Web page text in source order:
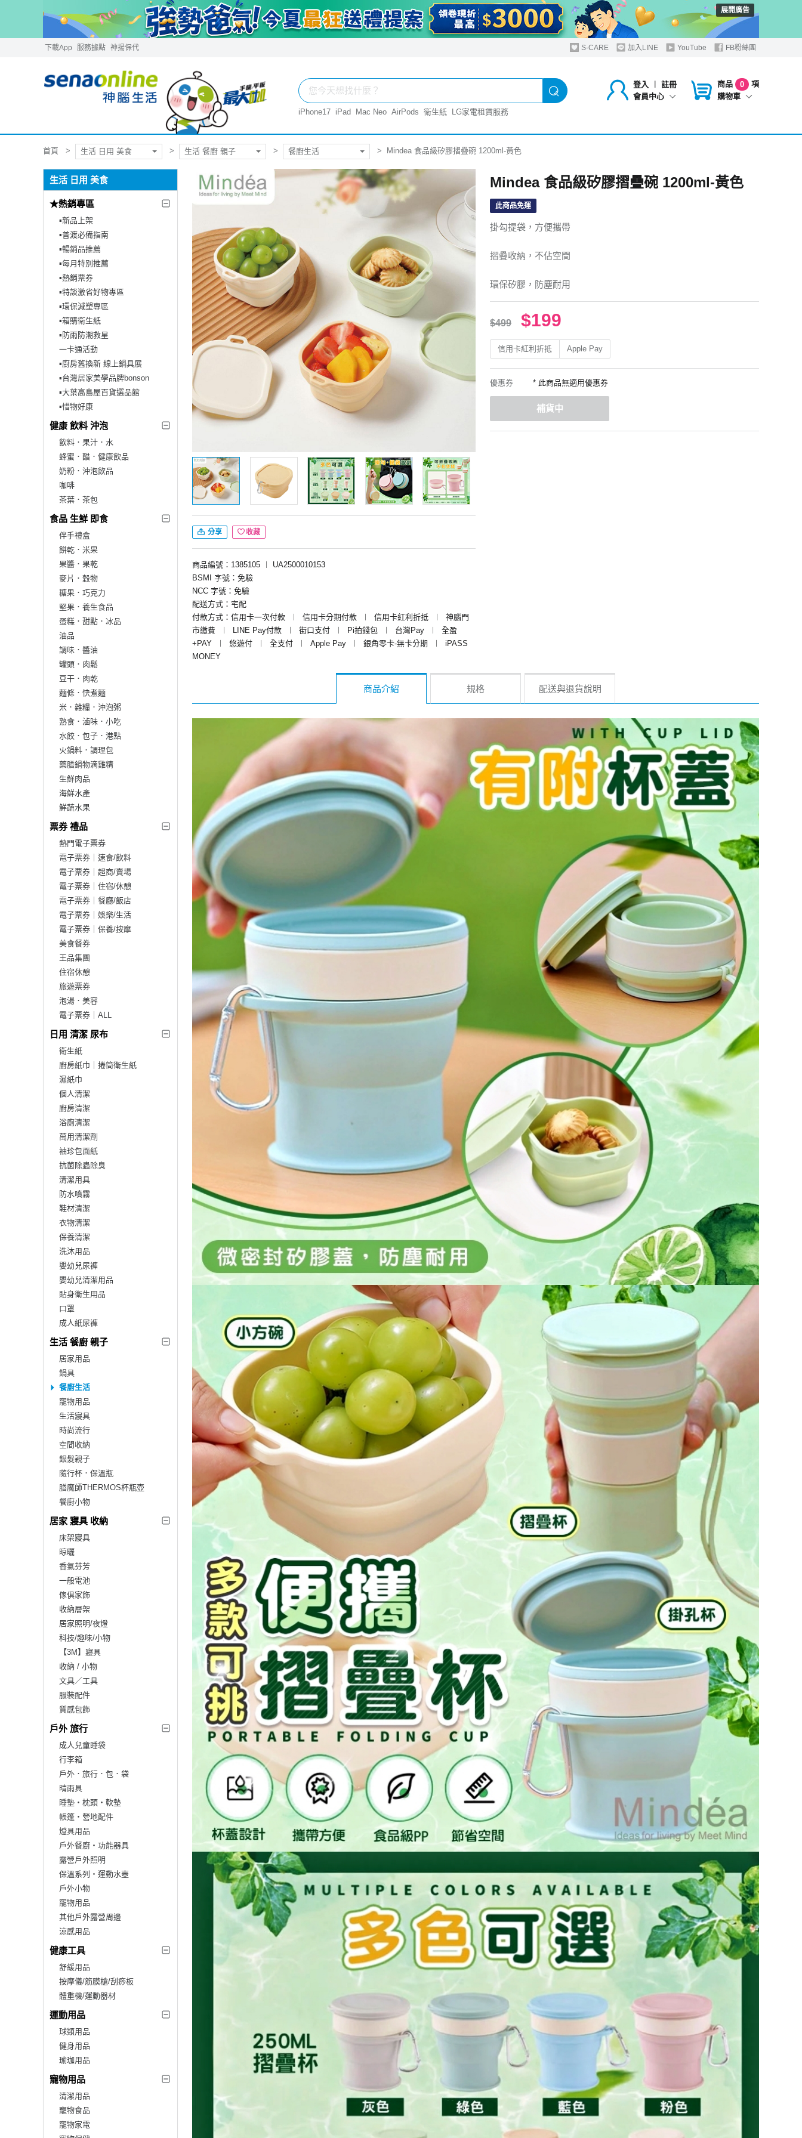
展開廣告
下載App 服務據點 神揚保代 S-CARE 加入LINE YouTube FB粉絲團
登入 ︱
註冊
會員中心
商品 0
項
購物車
iPhone17 iPad Mac Neo AirPods 衛生紙 LG家電租賃服務
首頁 生活 日用 美食 生活 餐廚 親子 餐廚生活 Mindea 食品級矽膠摺疊碗 1200ml-黃色
生活 日用 美食
★熱銷專區
▪︎新品上架
▪︎普渡必備指南
▪︎暢銷品推薦
▪︎每月特別推薦
▪︎熱銷票券
▪︎特談激省好物專區
▪︎環保減塑專區
▪︎箱購衛生紙
▪︎防雨防潮救星
一卡通活動
▪︎廚房舊換新 線上鍋具展
▪︎台灣居家美學品牌bonson
▪︎大葉高島屋百貨選品館
▪︎惜物好康
健康 飲料 沖泡
飲料．果汁．水
蜂蜜．醋．健康飲品
奶粉．沖泡飲品
咖啡
茶葉．茶包
食品 生鮮 即食
伴手禮盒
餅乾．米果
果醬．果乾
麥片．穀物
糖果．巧克力
堅果．養生食品
蛋糕．甜點．冰品
油品
調味．醬油
罐頭．肉鬆
豆干．肉乾
麵條．快煮麵
米．雜糧．沖泡粥
熟食．滷味．小吃
水餃．包子．港點
火鍋料．調理包
藥膳鍋物滴雞精
生鮮肉品
海鮮水產
鮮蔬水果
票券 禮品
熱門電子票券
電子票券｜速食/飲料
電子票券｜超商/賣場
電子票券｜住宿/休憩
電子票券｜餐廳/飯店
電子票券｜娛樂/生活
電子票券｜保養/按摩
美食餐券
王品集團
住宿休憩
旅遊票券
泡湯．美容
電子票券｜ALL
日用 清潔 尿布
衛生紙
廚房紙巾｜捲筒衛生紙
濕紙巾
個人清潔
廚房清潔
浴廁清潔
萬用清潔劑
袖珍包面紙
抗菌除蟲除臭
清潔用具
防水噴霧
鞋材清潔
衣物清潔
保養清潔
洗沐用品
嬰幼兒尿褲
嬰幼兒清潔用品
貼身衛生用品
口罩
成人紙尿褲
生活 餐廚 親子
居家用品
鍋具
餐廚生活
寵物用品
生活寢具
時尚流行
空間收納
銀髮親子
隨行杯．保溫瓶
膳魔師THERMOS杯瓶壺
餐廚小物
居家 寢具 收納
床架寢具
晾曬
香氣芬芳
一般電池
傢俱家飾
收納層架
居家照明/夜燈
科技/趣味/小物
【3M】寢具
收納 / 小物
文具／工具
服裝配件
質感包飾
戶外 旅行
成人兒童睡袋
行李箱
戶外．旅行．包．袋
晴雨具
睡墊‧枕頭‧軟墊
帳篷‧營地配件
燈具用品
戶外餐廚‧功能器具
露營戶外照明
保溫系列‧運動水壺
戶外小物
寵物用品
其他戶外露營周邊
涼感用品
健康工具
舒緩用品
按摩儀/筋膜槍/刮痧板
體重機/運動器材
運動用品
球類用品
健身用品
瑜珈用品
寵物用品
清潔用品
寵物食品
寵物家電
分享 收藏
商品編號：1385105 ︱
UA2500010153
BSMI 字號：免驗
NCC 字號：免驗
配送方式：宅配
付款方式：信用卡一次付款
︱ 信用卡分期付款 ︱ 信用卡紅利折抵 ︱
神腦門
市繳費
︱ LINE Pay付款 ︱ 街口支付 ︱ Pi拍錢包 ︱ 台灣Pay ︱
全盈
+PAY
︱ 悠遊付 ︱ 全支付 ︱ Apple Pay ︱ 銀角零卡-無卡分期 ︱
iPASS
MONEY
Mindea 食品級矽膠摺疊碗 1200ml-黃色
此商品免運
掛勾提袋，方便攜帶
摺疊收納，不佔空間
環保矽膠，防塵耐用
$499 $199
信用卡紅利折抵 Apple Pay
優惠券 * 此商品無適用優惠券
補貨中
商品介紹 規格 配送與退貨說明